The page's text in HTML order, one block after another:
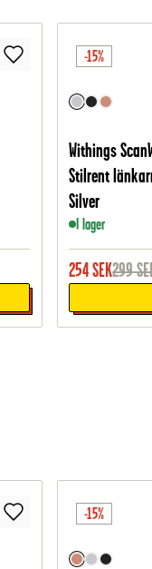
-15%
Withings
Stilrent
Silver
I lager
254SEK299
-15%